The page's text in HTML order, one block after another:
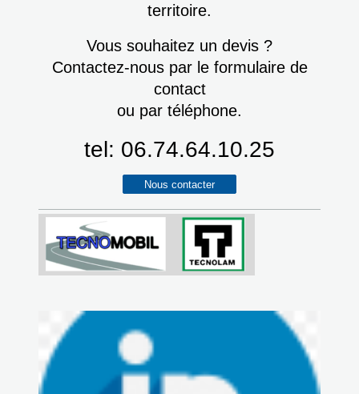
territoire.
Vous souhaitez un devis ?
Contactez-nous par le formulaire de
contact
ou par téléphone.
tel: 06.74.64.10.25
Nous contacter